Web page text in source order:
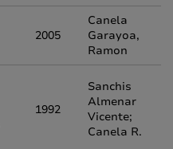
2005
Canela
Garayoa,
Ramon
1992
Sanchis
Almenar
Vicente;
Canela R.